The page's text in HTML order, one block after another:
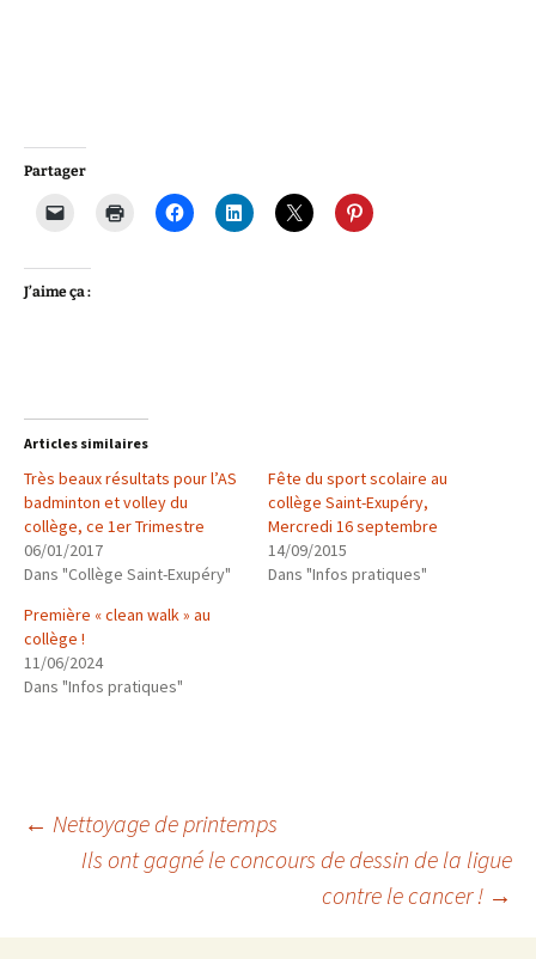
Partager
J’aime ça :
Articles similaires
Très beaux résultats pour l’AS
badminton et volley du
collège, ce 1er Trimestre
06/01/2017
Dans "Collège Saint-Exupéry"
Fête du sport scolaire au
collège Saint-Exupéry,
Mercredi 16 septembre
14/09/2015
Dans "Infos pratiques"
Première « clean walk » au
collège !
11/06/2024
Dans "Infos pratiques"
Navigation
← Nettoyage de printemps
Ils ont gagné le concours de dessin de la ligue
contre le cancer ! →